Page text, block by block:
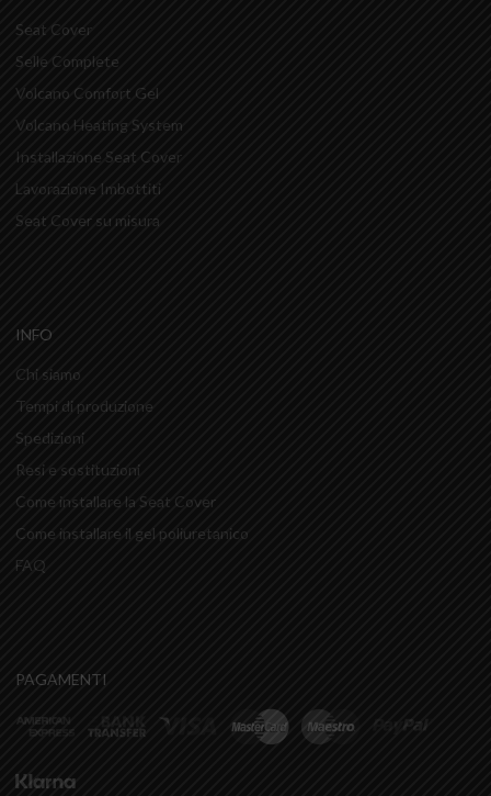
Seat Cover
Selle Complete
Volcano Comfort Gel
Volcano Heating System
Installazione Seat Cover
Lavorazione Imbottiti
Seat Cover su misura
INFO
Chi siamo
Tempi di produzione
Spedizioni
Resi e sostituzioni
Come installare la Seat Cover
Come installare il gel poliuretanico
FAQ
PAGAMENTI